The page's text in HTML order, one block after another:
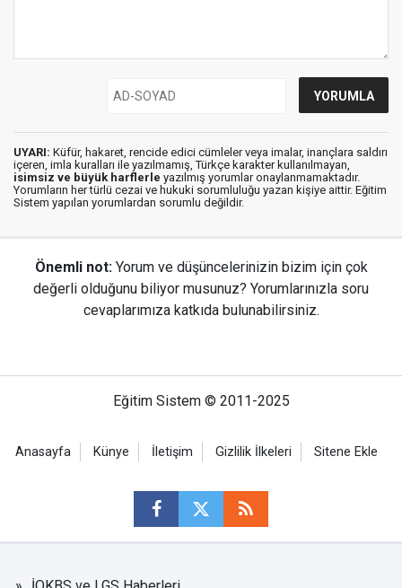
UYARI: Küfür, hakaret, rencide edici cümleler veya imalar, inançlara saldırı
içeren, imla kuralları ile yazılmamış, Türkçe karakter kullanılmayan,
isimsiz ve büyük harflerle yazılmış yorumlar onaylanmamaktadır.
Yorumların her türlü cezai ve hukuki sorumluluğu yazan kişiye aittir. Eğitim
Sistem yapılan yorumlardan sorumlu değildir.
Önemli not: Yorum ve düşüncelerinizin bizim için çok
değerli olduğunu biliyor musunuz? Yorumlarınızla soru
cevaplarımıza katkıda bulunabilirsiniz.
Eğitim Sistem © 2011-2025
Anasayfa Künye İletişim Gizlilik İlkeleri Sitene Ekle